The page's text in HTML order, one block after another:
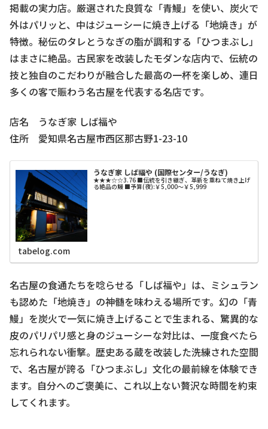
掲載の実力店。厳選された良質な「青鰻」を使い、炭火で
外はパリッと、中はジューシーに焼き上げる「地焼き」が
特徴。秘伝のタレとうなぎの脂が調和する「ひつまぶし」
はまさに絶品。古民家を改装したモダンな店内で、伝統の
技と独自のこだわりが融合した最高の一杯を楽しめ、連日
多くの客で賑わう名古屋を代表する名店です。
店名 うなぎ家 しば福や
住所 愛知県名古屋市西区那古野1-23-10
うなぎ家 しば福や (国際センター/うなぎ)
★★★☆☆3.76 ■伝統を引き継ぎ、革新を重ねて焼き上げ
る絶品の鰻 ■予算(夜):￥5,000～￥5,999
tabelog.com
名古屋の食通たちを唸らせる「しば福や」は、ミシュラン
も認めた「地焼き」の神髄を味わえる場所です。幻の「青
鰻」を炭火で一気に焼き上げることで生まれる、驚異的な
皮のパリパリ感と身のジューシーな対比は、一度食べたら
忘れられない衝撃。歴史ある蔵を改装した洗練された空間
で、名古屋が誇る「ひつまぶし」文化の最前線を体験でき
ます。自分へのご褒美に、これ以上ない贅沢な時間を約束
してくれます。